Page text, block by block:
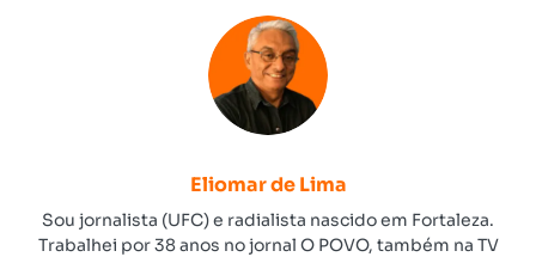
Eliomar de Lima
Sou jornalista (UFC) e radialista nascido em Fortaleza.
Trabalhei por 38 anos no jornal O POVO, também na TV